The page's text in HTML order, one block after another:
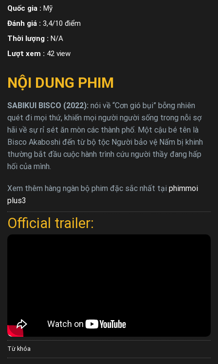
Quốc gia : Mỹ
Đánh giá : 3,4/10 điểm
Thời lượng : N/A
Lượt xem : 42 view
NỘI DUNG PHIM
SABIKUI BISCO (2022): nói về “Cơn gió bụi” bỗng nhiên
quét đi mọi thứ, khiến mọi người người sống trong nỗi sợ
hãi về sự rỉ sét ăn mòn các thành phố. Một cậu bé tên là
Bisco Akaboshi đến từ bộ tộc Người bảo vệ Nấm bị khinh
thường bắt đầu cuộc hành trình cứu người thầy đang hấp
hối của mình.
Xem thêm hàng ngàn bộ phim đặc sắc nhất tại phimmoi
plus3
Official trailer:
Từ khóa